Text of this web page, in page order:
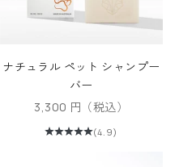
ナチュラル ペット シャンプー
バー
セール価格
3,300 円（税込）
(4.9)